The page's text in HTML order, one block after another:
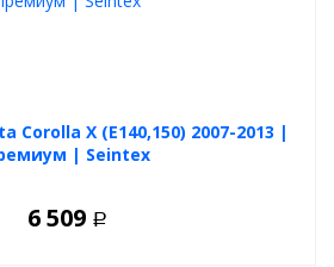
Corolla X (E140,150) 2007-2013 |
| Seintex
6 509 Р